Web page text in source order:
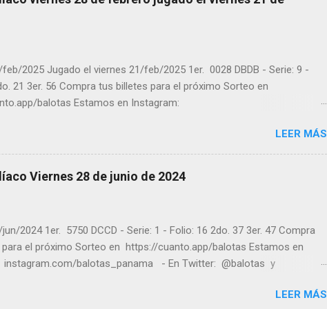
2025 Jugado el viernes 21/feb/2025 1er. 0028 DBDB - Serie: 9 -
21 3er. 56 Compra tus billetes para el próximo Sorteo en
balotas Estamos en Instagram:
balotas Pruebe su suerte en las mejores loterías millonarias y de
y legal recomendado clic a: goo.gl/5Y2qt Felicidades a todos
! y a los que no ganaron "Buena Suerte" para el próximo sorteo,
visitarnos en balotas.com para conocer los datos que le ayudaran a
LEER MÁS
Viernes 28 de junio de 2024
2024 1er. 5750 DCCD - Serie: 1 - Folio: 16 2do. 37 3er. 47 Compra
el próximo Sorteo en https://cuanto.app/balotas Estamos en
instagram.com/balotas_panama - En Twitter: @balotas y
y de una forma segura y legal recomendado clic a: goo.gl/5Y2qtLEER MÁS